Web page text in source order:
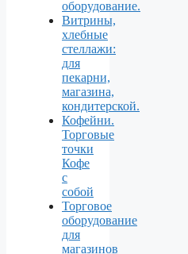
оборудование.
Витрины,
хлебные
стеллажи:
для
пекарни,
магазина,
кондитерской.
Кофейни.
Торговые
точки
Кофе
с
собой
Торговое
оборудование
для
магазинов